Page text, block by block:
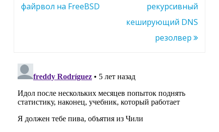
по
файрвол на FreeBSD
рекурсивный
кеширующий DNS
резолвер